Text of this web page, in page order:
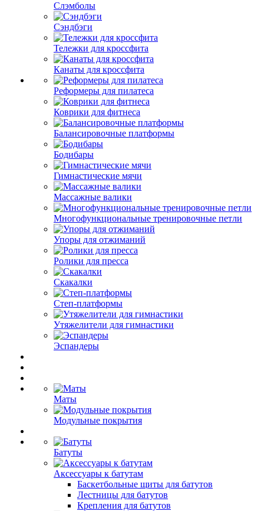
Слэмболы
Сэндбэги
Тележки для кроссфита
Канаты для кроссфита
Реформеры для пилатеса
Коврики для фитнеса
Балансировочные платформы
Бодибары
Гимнастические мячи
Массажные валики
Многофункциональные тренировочные петли
Упоры для отжиманий
Ролики для пресса
Скакалки
Степ-платформы
Утяжелители для гимнастики
Эспандеры
Маты
Модульные покрытия
Батуты
Аксессуары к батутам
Баскетбольные щиты для батутов
Лестницы для батутов
Крепления для батутов